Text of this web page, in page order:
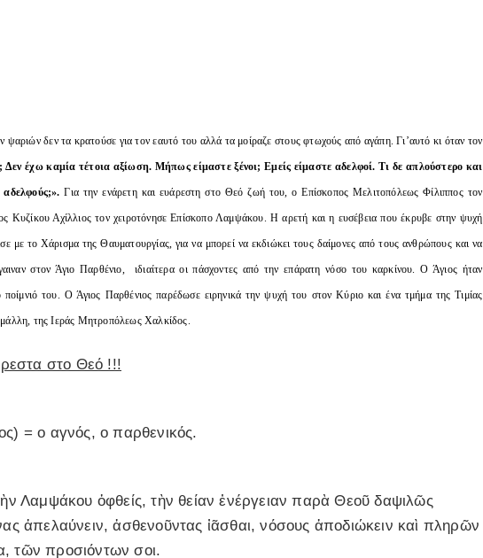
δεν τα κρατούσε για τον εαυτό του αλλά τα μοίραζε στους φτωχούς από αγάπη. Γι’αυτό κι όταν τον
Δεν έχω καμία τέτοια αξίωση. Μήπως είμαστε ξένοι; Εμείς είμαστε αδελφοί. Τι δε απλούστερο και
Για την ενάρετη και ευάρεστη στο Θεό ζωή του, ο Επίσκοπος Μελιτοπόλεως Φίλιππος τον
Κυζίκου Αχίλλιος τον χειροτόνησε Επίσκοπο Λαμψάκου. Η αρετή και η ευσέβεια που έκρυβε στην ψυχή
με το Χάρισμα της Θαυματουργίας, για να μπορεί να εκδιώκει τους δαίμονες από τους ανθρώπους και να
στον Άγιο Παρθένιο, ιδιαίτερα οι πάσχοντες από την επάρατη νόσο του καρκίνου. Ο Άγιος ήταν
ποίμνιό του. Ο Άγιος Παρθένιος παρέδωσε ειρηνικά την ψυχή του στον Κύριο και ένα τμήμα της Τιμίας
της Ιεράς Μητροπόλεως Χαλκίδος.
στο Θεό !!!
= ο αγνός, ο παρθενικός.
Λαμψάκου ὀφθείς, τὴν θείαν ἐνέργειαν παρὰ Θεοῦ δαψιλῶς
ἀπελαύνειν, ἀσθενοῦντας ἰᾶσθαι, νόσους ἀποδιώκειν καὶ πληρῶν
τῶν προσιόντων σοι.